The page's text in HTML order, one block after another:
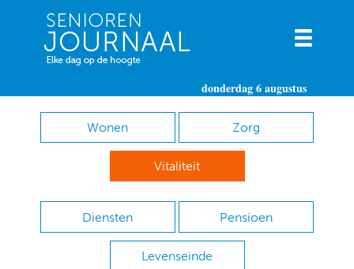
donderdag 6 augustus
Wonen Zorg
Vitaliteit
Diensten Pensioen
Levenseinde